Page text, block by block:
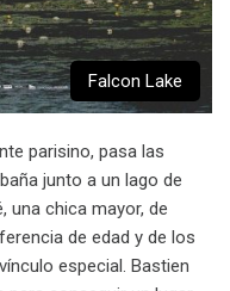
Falcon Lake
parisino, pasa las
junto a un lago de
una chica mayor, de
de edad y de los
especial. Bastien